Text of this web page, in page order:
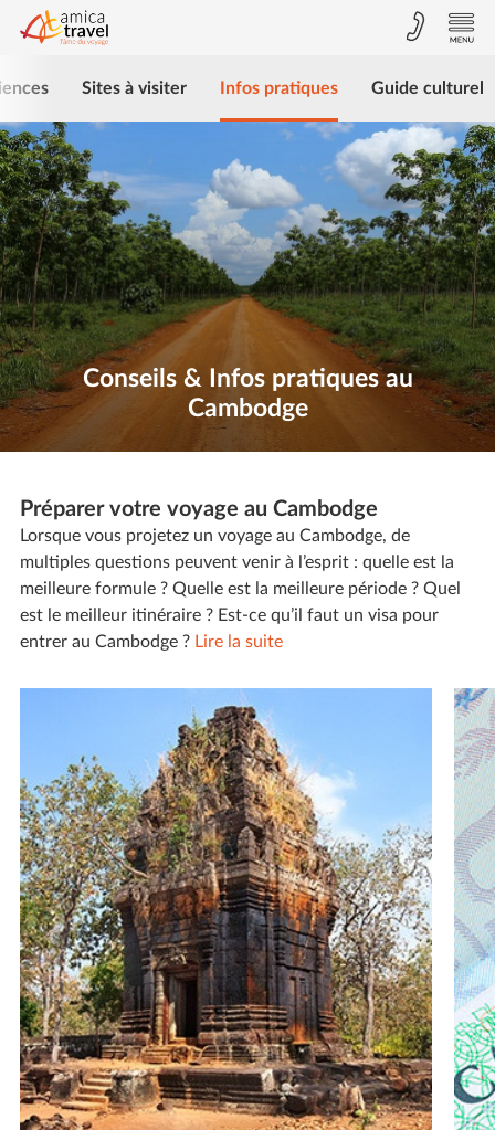
Sites à visiter Infos pratiques Guide culturel
Conseils & Infos pratiques au
Cambodge
Préparer votre voyage au Cambodge
Lorsque vous projetez un voyage au Cambodge, de
multiples questions peuvent venir à l’esprit : quelle est la
meilleure formule ? Quelle est la meilleure période ? Quel
est le meilleur itinéraire ? Est-ce qu’il faut un visa pour
entrer au Cambodge ? Lire la suite